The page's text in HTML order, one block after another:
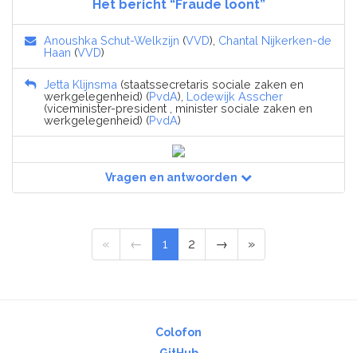
Het bericht “Fraude loont”
Anoushka Schut-Welkzijn (VVD), Chantal Nijkerken-de
Haan (VVD)
Jetta Klijnsma (staatssecretaris sociale zaken en
werkgelegenheid) (PvdA), Lodewijk Asscher
(viceminister-president , minister sociale zaken en
werkgelegenheid) (PvdA)
Vragen en antwoorden
« ← 1 2 → »
Colofon